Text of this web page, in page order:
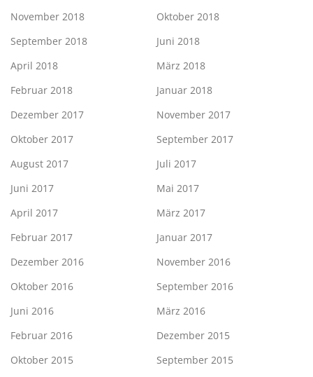
November 2018
Oktober 2018
September 2018
Juni 2018
April 2018
März 2018
Februar 2018
Januar 2018
Dezember 2017
November 2017
Oktober 2017
September 2017
August 2017
Juli 2017
Juni 2017
Mai 2017
April 2017
März 2017
Februar 2017
Januar 2017
Dezember 2016
November 2016
Oktober 2016
September 2016
Juni 2016
März 2016
Februar 2016
Dezember 2015
Oktober 2015
September 2015